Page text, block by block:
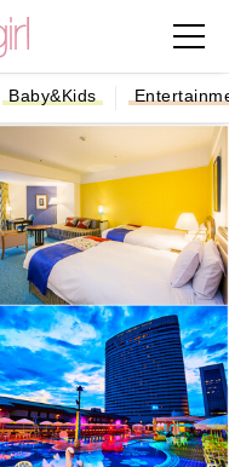
Baby&Kids